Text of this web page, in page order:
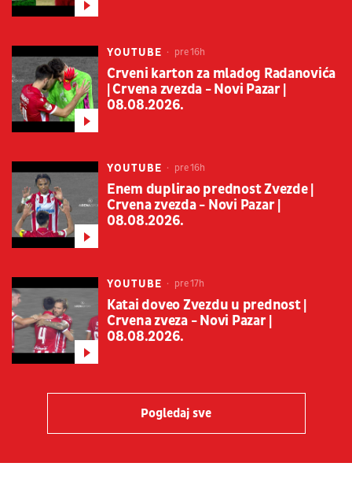
YOUTUBE pre 16h
Crveni karton za mladog Radanovića
| Crvena zvezda - Novi Pazar |
08.08.2026.
YOUTUBE pre 16h
Enem duplirao prednost Zvezde |
Crvena zvezda - Novi Pazar |
08.08.2026.
YOUTUBE pre 17h
Katai doveo Zvezdu u prednost |
Crvena zveza - Novi Pazar |
08.08.2026.
Pogledaj sve